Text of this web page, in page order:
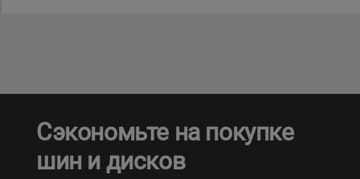
Сэкономьте на покупке
шин и дисков